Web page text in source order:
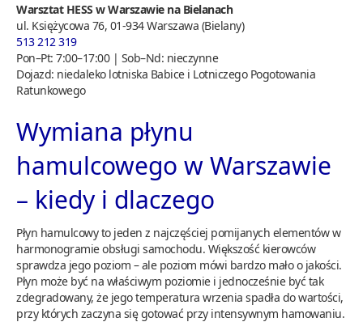
Warsztat HESS w Warszawie na Bielanach
ul. Księżycowa 76, 01-934 Warszawa (Bielany)
513 212 319
Pon–Pt: 7:00–17:00 | Sob–Nd: nieczynne
Dojazd: niedaleko lotniska Babice i Lotniczego Pogotowania
Ratunkowego
Wymiana płynu
hamulcowego w Warszawie
– kiedy i dlaczego
Płyn hamulcowy to jeden z najczęściej pomijanych elementów w
harmonogramie obsługi samochodu. Większość kierowców
sprawdza jego poziom – ale poziom mówi bardzo mało o jakości.
Płyn może być na właściwym poziomie i jednocześnie być tak
zdegradowany, że jego temperatura wrzenia spadła do wartości,
przy których zaczyna się gotować przy intensywnym hamowaniu.